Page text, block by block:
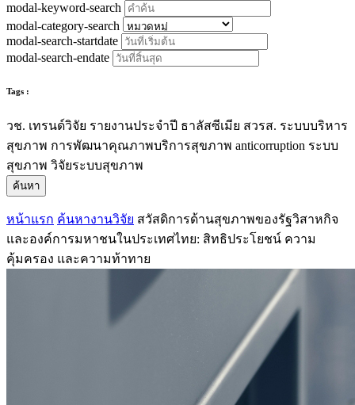
modal-keyword-search
modal-category-search
modal-search-startdate
modal-search-endate
Tags :
วช. เทรนด์วิจัย รายงานประจำปี ธาลัสซีเมีย สวรส. ระบบบริหาร
สุขภาพ การพัฒนาคุณภาพบริการสุขภาพ anticorruption ระบบ
สุขภาพ วิจัยระบบสุขภาพ
ค้นหา
หน้าแรก ค้นหางานวิจัย สวัสดิการด้านสุขภาพของรัฐวิสาหกิจ
และองค์การมหาชนในประเทศไทย: สิทธิประโยชน์ ความ
คุ้มครอง และความท้าทาย